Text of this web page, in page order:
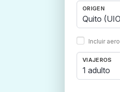
ORIGEN
Incluir
VIAJEROS
1 adulto